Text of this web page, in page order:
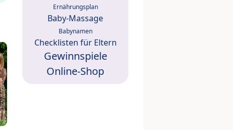
Ernährungsplan
Baby-Massage
Babynamen
Checklisten für Eltern
Gewinnspiele
Online-Shop